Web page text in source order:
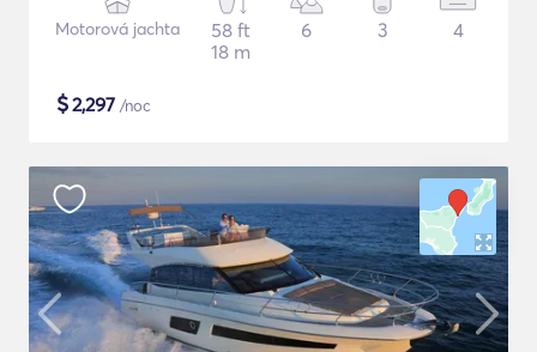
Motorová jachta
58 ft
18 m
6 3 4
$2,297 /noc